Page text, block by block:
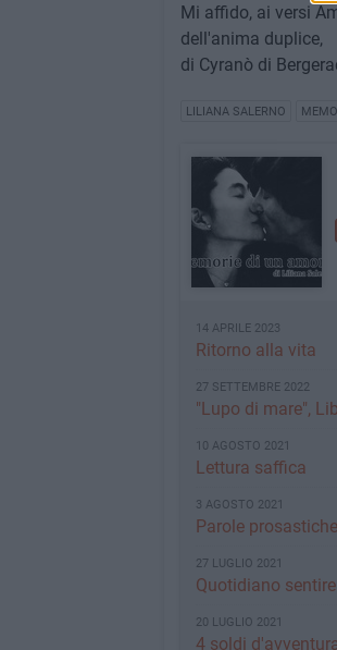
Mi affido, ai versi
dell'anima duplice,
di Cyranò di
LILIANA SALERNO
14 APRILE 2023
Ritorno alla vita
27 SETTEMBRE 2022
"Lupo di mare",
10 AGOSTO 2021
Lettura saffica
3 AGOSTO 2021
Parole prosastiche
27 LUGLIO 2021
Quotidiano sentire
20 LUGLIO 2021
4 soldi